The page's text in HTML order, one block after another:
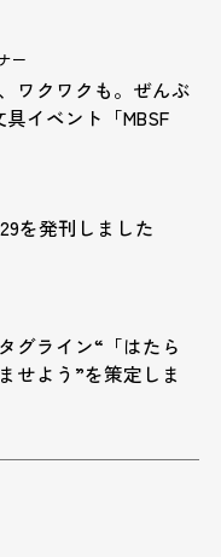
ー
ワクワクも。ぜんぶ
イベント「MBSF
を発刊しました
グライン“「はたら
せよう”を策定しま